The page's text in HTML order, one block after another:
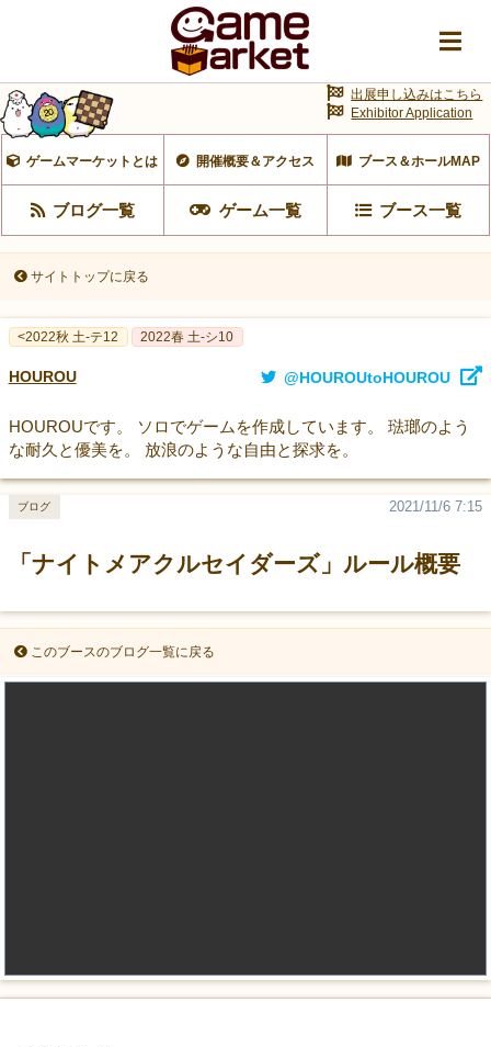
ゲームマーケットとは 開催概要＆アクセス ブース＆ホールMAP
ブログ一覧 ゲーム一覧 ブース一覧
出展申し込みはこちら
Exhibitor Application
サイトトップに戻る
<2022秋 土-テ12 2022春 土-シ10
HOUROU @HOUROUtoHOUROU
HOUROUです。 ソロでゲームを作成しています。 琺瑯のよう
な耐久と優美を。 放浪のような自由と探求を。
「ナイトメアクルセイダーズ」ルール概要
2021/11/6 7:15
ブログ
このブースのブログ一覧に戻る